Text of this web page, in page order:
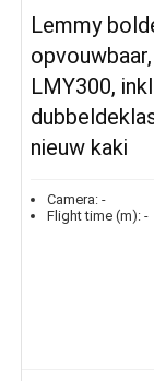
Lemmy
opvouwbaar,
LMY300,
nieuw kaki
Camera: -
Flight time (m): -